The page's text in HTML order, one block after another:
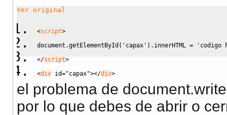
Ver original
<script>
document.getElementById('capax').innerHTML =
</script>
<div id="capax"></div>
el problema de
por lo que debes de abrir o